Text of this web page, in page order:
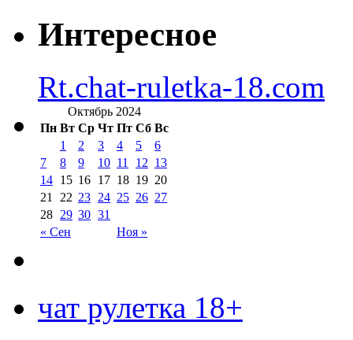
Интересное
Rt.chat-ruletka-18.com
Октябрь 2024
Пн Вт Ср Чт Пт Сб Вс
« Сен Ноя »
1 2 3 4 5
6
7
8 9 10 11 12 13
14 15 16 17 18 19 20
21
22 23 24 25 26 27
28 29 30 31
чат рулетка 18+